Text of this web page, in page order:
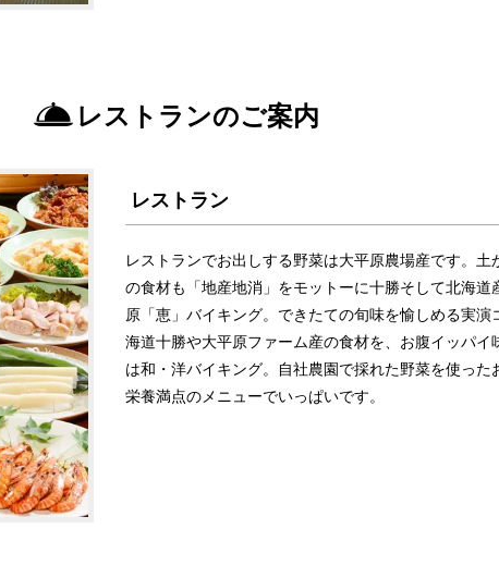
レストランのご案内
レストラン
レストランでお出しする野菜は大平原農場産です。
の食材も「地産地消」をモットーに十勝そして北海
原「恵」バイキング。できたての旬味を愉しめる実
海道十勝や大平原ファーム産の食材を、お腹イッパ
は和・洋バイキング。自社農園で採れた野菜を使っ
栄養満点のメニューでいっぱいです。